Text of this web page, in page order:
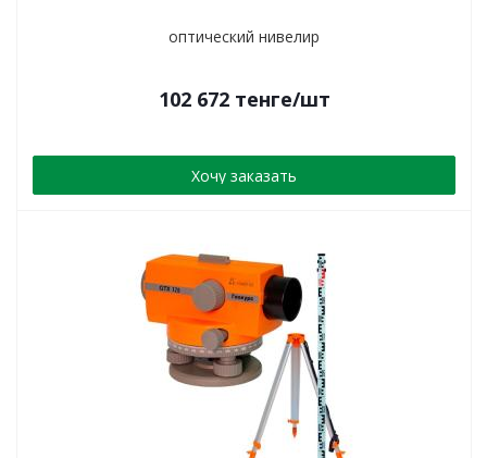
оптический нивелир
102 672тенге/шт
Хочу заказать